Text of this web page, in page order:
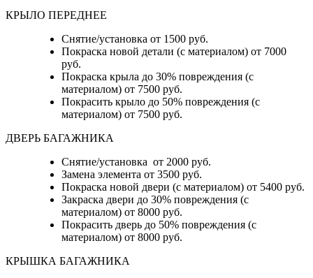
КРЫЛО ПЕРЕДНЕЕ
Снятие/установка от 1500 руб.
Покраска новой детали (с материалом) от 7000
руб.
Покраска крыла до 30% повреждения (с
материалом) от 7500 руб.
Покрасить крыло до 50% повреждения (с
материалом) от 7500 руб.
ДВЕРЬ БАГАЖНИКА
Снятие/установка от 2000 руб.
Замена элемента от 3500 руб.
Покраска новой двери (с материалом) от 5400 руб.
Закраска двери до 30% повреждения (с
материалом) от 8000 руб.
Покрасить дверь до 50% повреждения (с
материалом) от 8000 руб.
КРЫШКА БАГАЖНИКА